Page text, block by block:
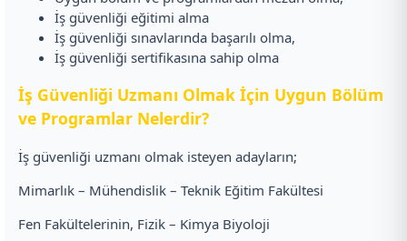
İş güvenliği eğitimi alma
İş güvenliği sınavlarında başarılı olma,
İş güvenliği sertifikasına sahip olma
İş Güvenliği Uzmanı Olmak İçin Uygun Bölüm
ve Programlar Nelerdir?
İş güvenliği uzmanı olmak isteyen adayların;
Mimarlık – Mühendislik – Teknik Eğitim Fakültesi
Fen Fakültelerinin, Fizik – Kimya Biyoloji